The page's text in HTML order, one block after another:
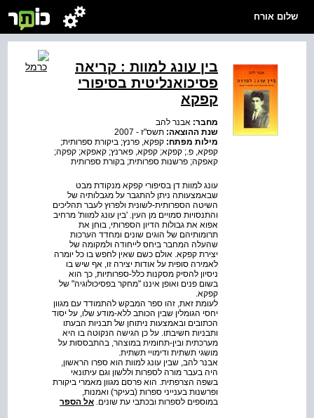
שלום אורח
בין עונג למוות : קריאה
פסיכואנליטית בסיפורי
קפקא
מחבר: אבנר להב
שנת ההוצאה: תשס"ז - 2007
מילות מפתח: קפקא, פרנץ; ביקורת ספרותית;
קפקא, פ.; קפקא; קפקא, פארנץ; קאפקא; קפקה;
קאפקה; פרשנות ספרותית; בקורת ספרותית
עונג למוות דן בסיפורי קפקא מנקודת מבט
שבאמצעותה ניתן להתגבר על מגבלותיה של
השיטה הספרותית-לשונית ולפרוץ לעבר תהליכים
והתנסויות סמויים מן העין. 'בין עונג למוות' מרחיב
אפוא את גבולות הדיון הספרותי, בוחן את
תרומותיהם של הוגים שונים ומחדד הערכות
שהעלה המחבר ביחס לייחודה ולמקומה של
יצירת קפקא. אולם כשם שאין לחפש בו כל יומרה
לאמירה סופית על אודות יצירה זו, אף שיש בו
ניסיון להסיק מסקנות כלל-ספרותיות, כך הוא
בשום פנים ואופן איננו "מחקר בפסיכולוגיה" של
קפקא.
לעומת זאת, זהו ספר המבקש להתמודד עם מגוון
יחסי הגומלין שבין הכותב ללא-מודע שלו, על יסוד
הכתובים ובאמצעות ניתוחן של תבניות הבעתו
ותבניות חשיבתו. על כן הגישה הנקוטה בו היא
מערכתית ובין-תחומית במוצהר, בהתבססות על
מושגי תשתית ודימויי תשתית.
אבנר להב, שבין עונג למוות הוא ספרו הראשון,
היה בעבר מורה לספרות וללשון וגם עיתונאי
בשפה הצרפתית. הוא פרסם מגוון מאמרי ביקורת
ופרשנות בענייני ספרות (בעיקר) ואמנות,
במוספים לספרות ובכתבי עת שונים. אל הספר